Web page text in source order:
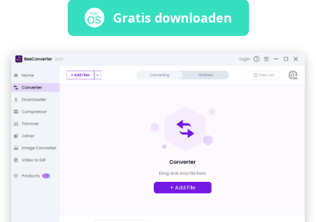
Gratis downloaden